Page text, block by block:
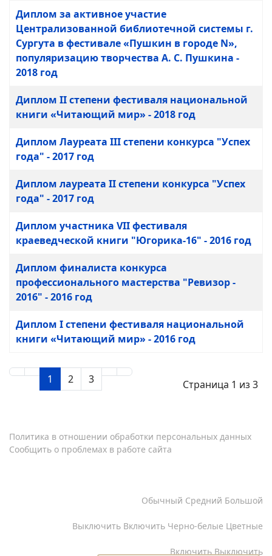
Диплом за активное участие
Централизованной библиотечной системы г.
Сургута в фестивале «Пушкин в городе N»,
популяризацию творчества А. С. Пушкина -
2018 год
Диплом II степени фестиваля национальной
книги «Читающий мир» - 2018 год
Диплом Лауреата III степени конкурса "Успех
года" - 2017 год
Диплом лауреата II степени конкурса "Успех
года" - 2017 год
Диплом участника VII фестиваля
краеведческой книги "Югорика-16" - 2016 год
Диплом финалиста конкурса
профессионального мастерства "Ревизор -
2016" - 2016 год
Диплом I степени фестиваля национальной
книги «Читающий мир» - 2016 год
Страница 1 из 3
1 2 3
Политика в отношении обработки персональных данных
Сообщить о проблемах в работе сайта
Обычный Средний Большой
Выключить Включить Черно-белые Цветные
Включить Выключить